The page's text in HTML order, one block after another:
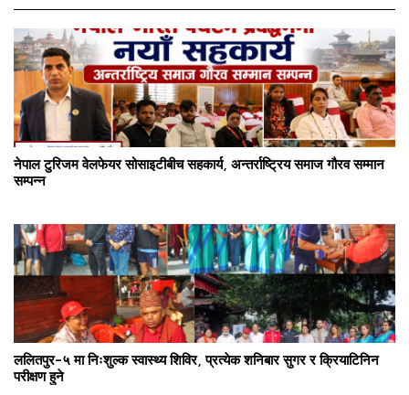
नेपाल टुरिजम वेलफेयर सोसाइटीबीच सहकार्य, अन्तर्राष्ट्रिय समाज गौरव सम्मान
सम्पन्न
ललितपुर–५ मा निःशुल्क स्वास्थ्य शिविर, प्रत्येक शनिबार सुगर र क्रियाटिनिन
परीक्षण हुने